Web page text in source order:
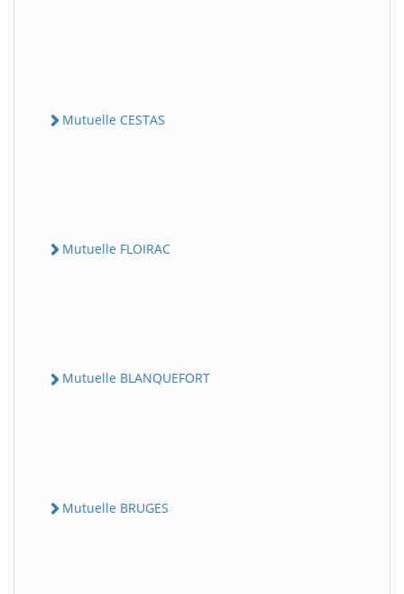
Mutuelle CESTAS
Mutuelle FLOIRAC
Mutuelle BLANQUEFORT
Mutuelle BRUGES